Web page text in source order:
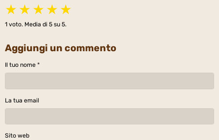
★ ★ ★ ★ ★
1 voto. Media di 5 su 5.
Aggiungi un commento
Il tuo nome
La tua email
Sito web